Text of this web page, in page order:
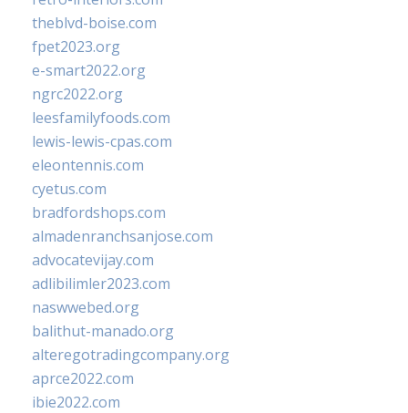
theblvd-boise.com
fpet2023.org
e-smart2022.org
ngrc2022.org
leesfamilyfoods.com
lewis-lewis-cpas.com
eleontennis.com
cyetus.com
bradfordshops.com
almadenranchsanjose.com
advocatevijay.com
adlibilimler2023.com
naswwebed.org
balithut-manado.org
alteregotradingcompany.org
aprce2022.com
ibie2022.com